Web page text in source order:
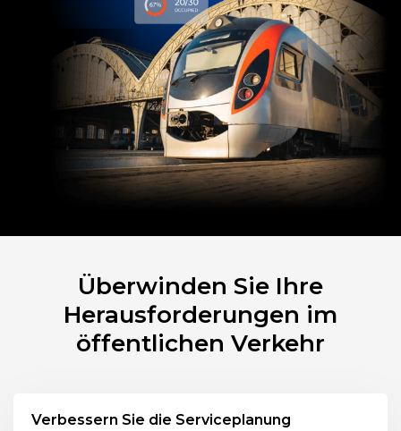
Überwinden Sie Ihre
Herausforderungen im
öffentlichen Verkehr
Verbessern Sie die Serviceplanung